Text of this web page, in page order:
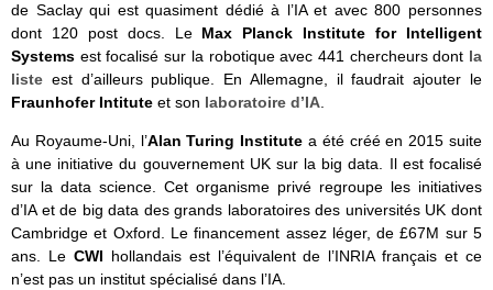
de Saclay qui est quasiment dédié à l’IA et avec 800 personnes
dont 120 post docs. Le Max Planck Institute for Intelligent
Systems est focalisé sur la robotique avec 441 chercheurs dont la
liste est d’ailleurs publique. En Allemagne, il faudrait ajouter le
Fraunhofer Intitute et son laboratoire d’IA.
Au Royaume-Uni, l’Alan Turing Institute a été créé en 2015 suite
à une initiative du gouvernement UK sur la big data. Il est focalisé
sur la data science. Cet organisme privé regroupe les initiatives
d’IA et de big data des grands laboratoires des universités UK dont
Cambridge et Oxford. Le financement assez léger, de £67M sur 5
ans. Le CWI hollandais est l’équivalent de l’INRIA français et ce
n’est pas un institut spécialisé dans l’IA.